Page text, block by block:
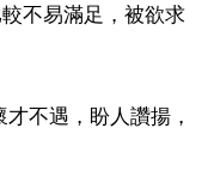
不易滿足，被欲求
不遇，盼人讚揚，